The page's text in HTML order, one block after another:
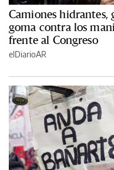
Camiones hidrantes,
goma contra los
frente al Congreso
elDiarioAR